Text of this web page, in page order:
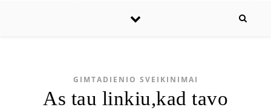
GIMTADIENIO SVEIKINIMAI
As tau linkiu,kad tavo